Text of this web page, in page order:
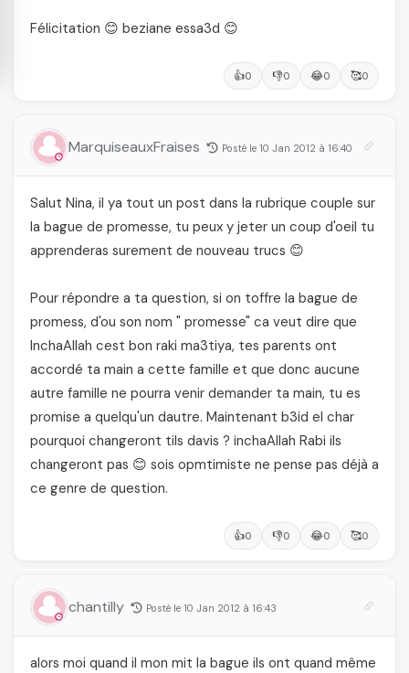
Félicitation 😊 beziane essa3d 😊
👍0 👎0 😂0 🥰0
MarquiseauxFraises Posté le 10 Jan 2012 à 16:40
Salut Nina, il ya tout un post dans la rubrique couple sur
la bague de promesse, tu peux y jeter un coup d'oeil tu
apprenderas surement de nouveau trucs 😊
Pour répondre a ta question, si on toffre la bague de
promess, d'ou son nom " promesse" ca veut dire que
InchaAllah cest bon raki ma3tiya, tes parents ont
accordé ta main a cette famille et que donc aucune
autre famille ne pourra venir demander ta main, tu es
promise a quelqu'un dautre. Maintenant b3id el char
pourquoi changeront tils davis ? inchaAllah Rabi ils
changeront pas 😊 sois opmtimiste ne pense pas déjà a
ce genre de question.
👍0 👎0 😂0 🥰0
chantilly Posté le 10 Jan 2012 à 16:43
alors moi quand il mon mit la bague ils ont quand même